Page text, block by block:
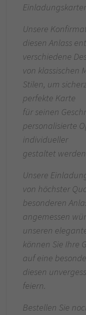
Unsere
diesen Anlass
verschiedene
von klassischen
Stilen, um
perfekte Karte
für seinen
personalisierte
individueller
gestaltet
Unsere
von höchster
besonderen
angemessen
unseren
können Sie Ihre
auf eine
diesen
feiern.
Bestellen Sie